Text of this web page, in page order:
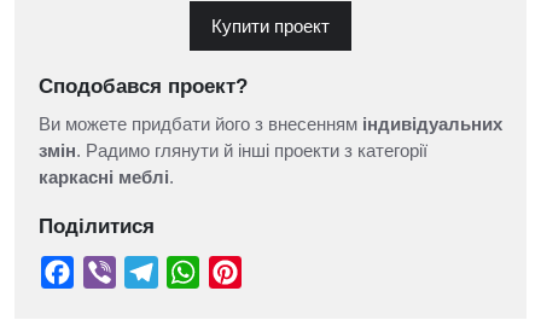
Купити проект
Сподобався проект?
Ви можете придбати його з внесенням індивідуальних
змін. Радимо глянути й інші проекти з категорії
каркасні меблі.
Поділитися